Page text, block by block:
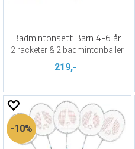
Badmintonsett Barn 4-6 år
2 racketer & 2 badmintonballer
219,-
10%